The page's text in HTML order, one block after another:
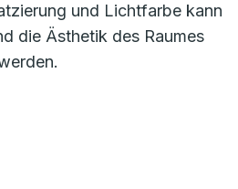
und Lichtfarbe kann
die Ästhetik des Raumes